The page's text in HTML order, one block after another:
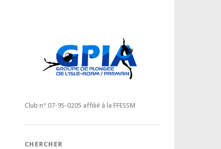
Club n° 07-95-0205 affilié à la FFESSM
CHERCHER